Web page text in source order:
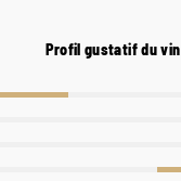
Profil gustatif du vin